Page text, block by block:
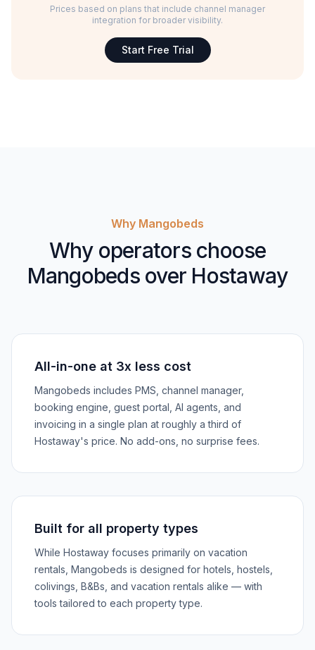
Prices based on plans that include channel manager
integration for broader visibility.
Start Free Trial
Why Mangobeds
Why operators choose
Mangobeds over Hostaway
All-in-one at 3x less cost
Mangobeds includes PMS, channel manager,
booking engine, guest portal, AI agents, and
invoicing in a single plan at roughly a third of
Hostaway's price. No add-ons, no surprise fees.
Built for all property types
While Hostaway focuses primarily on vacation
rentals, Mangobeds is designed for hotels, hostels,
colivings, B&Bs, and vacation rentals alike — with
tools tailored to each property type.